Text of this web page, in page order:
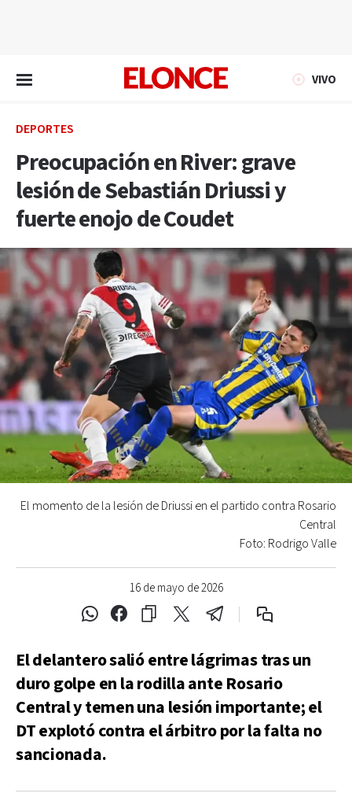
VIVO
DEPORTES
Preocupación en River: grave
lesión de Sebastián Driussi y
fuerte enojo de Coudet
16 de mayo de 2026
El momento de la lesión de Driussi en el partido contra Rosario
Central
Foto: Rodrigo Valle
El delantero salió entre lágrimas tras un
duro golpe en la rodilla ante Rosario
Central y temen una lesión importante; el
DT explotó contra el árbitro por la falta no
sancionada.